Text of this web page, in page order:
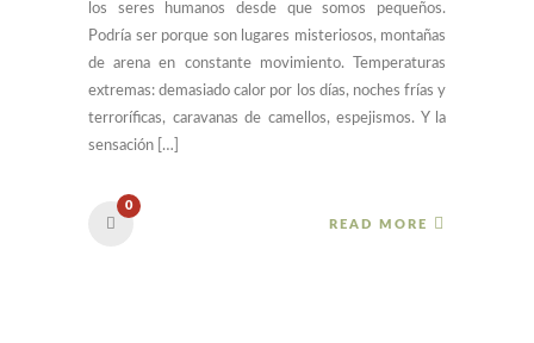
los seres humanos desde que somos pequeños.
Podría ser porque son lugares misteriosos, montañas
de arena en constante movimiento. Temperaturas
extremas: demasiado calor por los días, noches frías y
terroríficas, caravanas de camellos, espejismos. Y la
sensación […]
0
READ MORE